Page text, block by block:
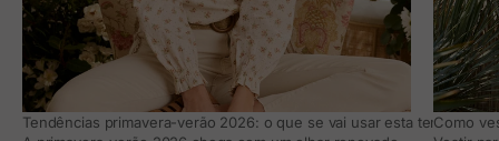
Tendências primavera-verão 2026: o que se vai usar esta temporada
Como